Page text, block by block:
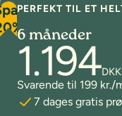
PERFEKT TIL ET
6 måneder
1.194DKK
Svarende til 199 kr./
7 dages gratis